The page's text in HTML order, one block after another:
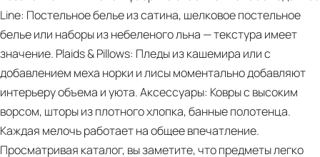
Line: Постельное белье из сатина, шелковое постельное
белье или наборы из небеленого льна — текстура имеет
значение. Plaids & Pillows: Пледы из кашемира или с
добавлением меха норки и лисы моментально добавляют
интерьеру объема и уюта. Аксессуары: Ковры с высоким
ворсом, шторы из плотного хлопка, банные полотенца.
Каждая мелочь работает на общее впечатление.
Просматривая каталог, вы заметите, что предметы легко